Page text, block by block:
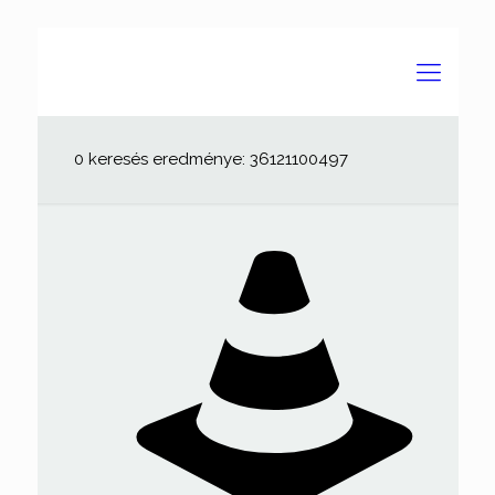
0 keresés eredménye: 36121100497